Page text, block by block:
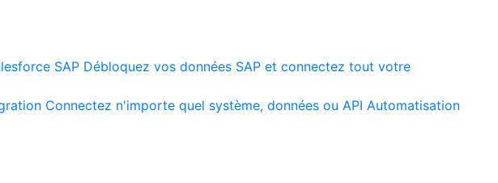
SAP Débloquez vos données SAP et connectez tout votre
Connectez n'importe quel système, données ou API Automatisation